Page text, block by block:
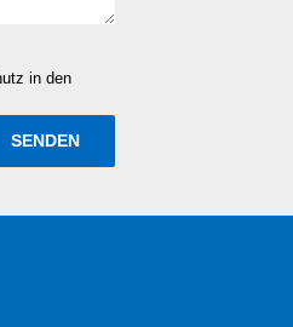
in den